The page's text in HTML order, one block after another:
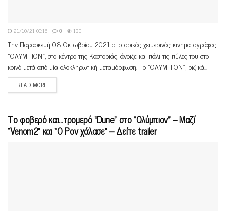
21/10/21 00:16 0 130
Την Παρασκευή 08 Οκτωβρίου 2021 ο ιστορικός χειμερινός κινηματογράφος
«ΟΛΥΜΠΙΟΝ», στο κέντρο της Καστοριάς, άνοιξε και πάλι τις πύλες του στο
κοινό μετά από μία ολοκληρωτική μεταμόρφωση. Το «ΟΛΥΜΠΙΟΝ», ριζικά...
READ MORE
Το φοβερό και…τρομερό “Dune” στο “Oλύμπιον” – Μαζί
“Venom2” και “Ο Ρον χάλασε” – Δείτε trailer